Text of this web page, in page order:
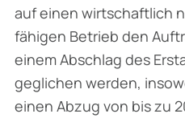
auf einen wirtschaftlich
fähigen Betrieb den
einem Abschlag des
geglichen werden,
einen Abzug von bis zu